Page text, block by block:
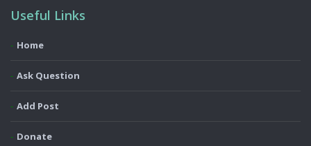
Useful Links
Home
Ask Question
Add Post
Donate